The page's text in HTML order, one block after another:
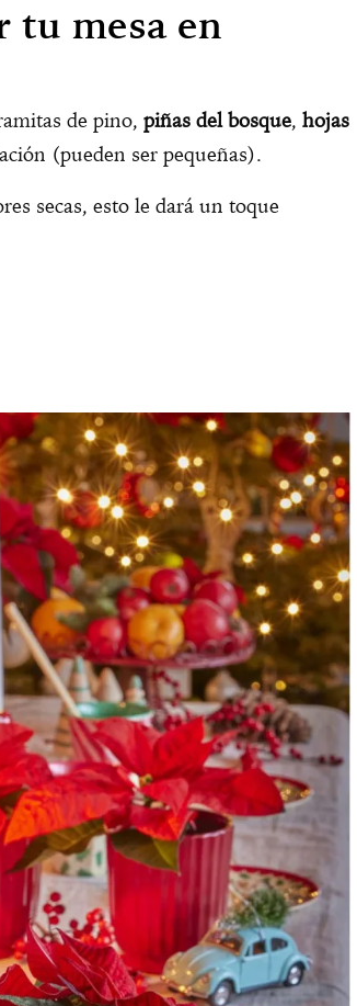
tu mesa en
de pino, piñas del bosque, hojas
(pueden ser pequeñas).
secas, esto le dará un toque